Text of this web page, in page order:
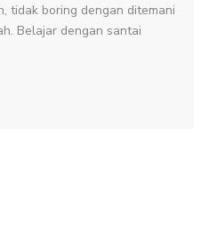
tidak boring dengan ditemani
Belajar dengan santai